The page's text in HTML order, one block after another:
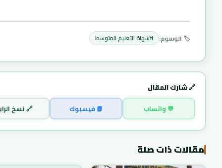
2026، وذلك في إطار التنظيم
المحكم للعمليات البيداغوجية
والتقنية المتعلقة بإعادة
المعلومات. 📅 التواريخ الرسمية
المُعتمدة: 04…
🏷️ الوسوم: #شهاة التعليم المتوسط
🔗 شارك المقال
💬 واتساب 📘 فيسبوك 🔗 نسخ
مقالات ذات صلة